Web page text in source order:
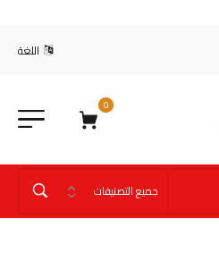
اللغة
0